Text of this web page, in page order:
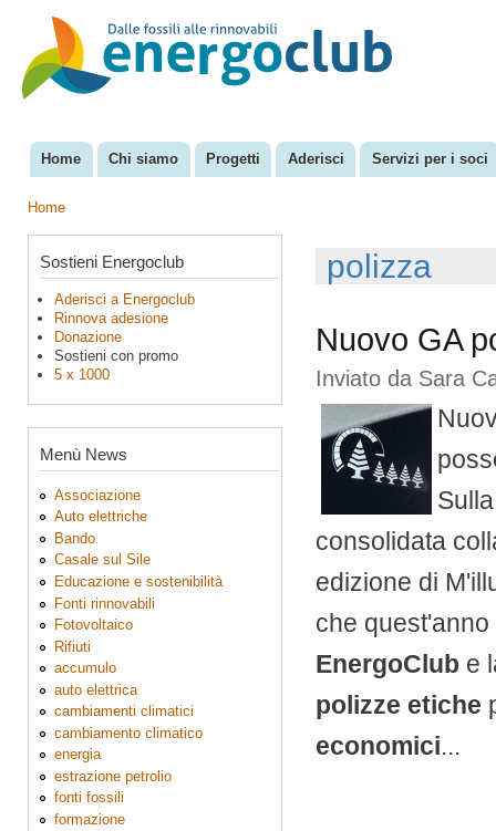
EnergoClub
per la
riconversione
del sistema
Menu principale
Home Chi siamo Progetti Aderisci Servizi per i soci
Home
Sostieni Energoclub
Aderisci a Energoclub
Rinnova adesione
Donazione
Sostieni con promo
5 x 1000
Menù News
Associazione
Auto elettriche
Bando
Casale sul Sile
Educazione e sostenibilità
Fonti rinnovabili
Fotovoltaico
Rifiuti
accumulo
auto elettrica
cambiamenti climatici
cambiamento climatico
energia
estrazione petrolio
fonti fossili
formazione
polizza
Nuovo GA
Inviato da Sara
consolidata
edizione di
che
EnergoClub e
polizze etiche
economici...